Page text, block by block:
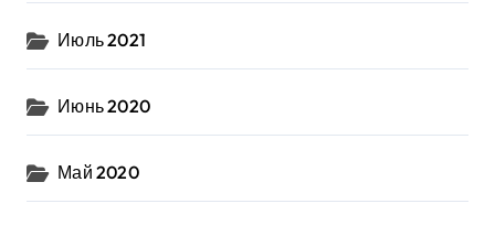
Июль 2021
Июнь 2020
Май 2020